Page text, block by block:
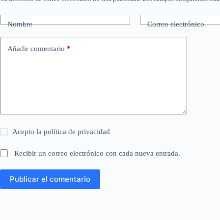
Nombre Correo electrónico
Añadir comentario *
Acepto lapolítica de privacidad
Recibir un correo electrónico con cada nueva entrada.
Publicar el comentario